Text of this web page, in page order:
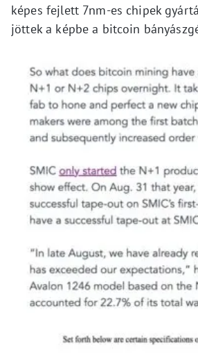
képes fejlett 7nm-es chipek
jöttek a képbe a bitcoin